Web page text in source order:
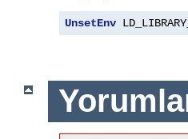
UnsetEnv